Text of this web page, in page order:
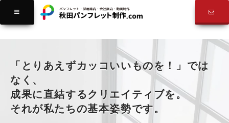
料金表
「とりあえずカッコいいものを！」では
なく、
成果に直結するクリエイティブを。
それが私たちの基本姿勢です。